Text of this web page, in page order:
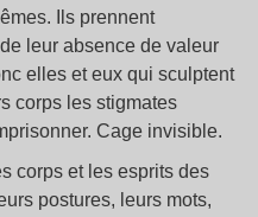
Ils prennent
leur absence de valeur
elles et eux qui sculptent
corps les stigmates
Cage invisible.
corps et les esprits des
postures, leurs mots,